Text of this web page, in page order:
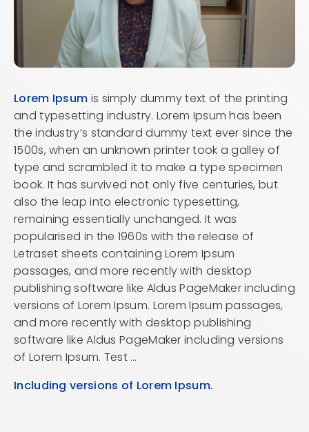
Lorem Ipsum is simply dummy text of the printing
and typesetting industry. Lorem Ipsum has been
the industry’s standard dummy text ever since the
1500s, when an unknown printer took a galley of
type and scrambled it to make a type specimen
book. It has survived not only five centuries, but
also the leap into electronic typesetting,
remaining essentially unchanged. It was
popularised in the 1960s with the release of
Letraset sheets containing Lorem Ipsum
passages, and more recently with desktop
publishing software like Aldus PageMaker including
versions of Lorem Ipsum. Lorem Ipsum passages,
and more recently with desktop publishing
software like Aldus PageMaker including versions
of Lorem Ipsum. Test …
Including versions of Lorem Ipsum.